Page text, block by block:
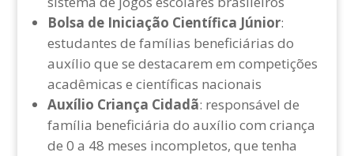
Bolsa de Iniciação Científica Júnior:
estudantes de famílias beneficiárias do
auxílio que se destacarem em competições
acadêmicas e científicas nacionais
Auxílio Criança Cidadã: responsável de
família beneficiária do auxílio com criança
de 0 a 48 meses incompletos, que tenha